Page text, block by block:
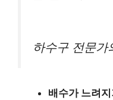
하수구 전문가
배수가 느려